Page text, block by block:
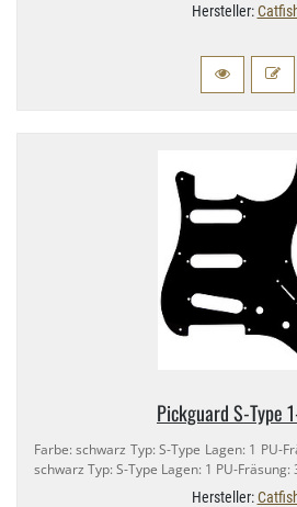
Hersteller:
Pickguard S-​Type
Farbe: schwarz Typ: S-​Type Lagen: 1 PU-​
schwarz Typ: S-​Type Lagen: 1 PU-​Fräsung:
Hersteller: